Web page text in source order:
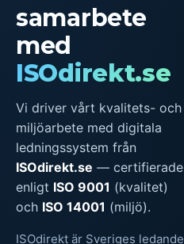
samarbete
med
ISOdirekt.se
Vi driver vårt kvalitets- och
miljöarbete med digitala
ledningssystem från
ISOdirekt.se — certifierade
enligt ISO 9001 (kvalitet)
och ISO 14001 (miljö).
ISOdirekt är Sveriges ledande